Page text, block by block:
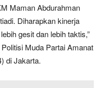
Maman Abdurahman
Diharapkan kinerja
gesit dan lebih taktis,”
Muda Partai Amanat
di Jakarta.